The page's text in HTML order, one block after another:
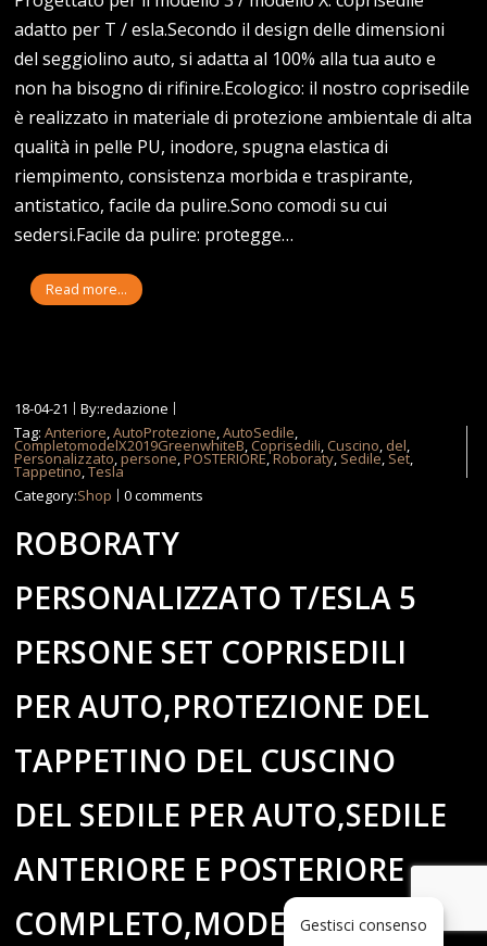
adatto per T / esla.Secondo il design delle dimensioni
del seggiolino auto, si adatta al 100% alla tua auto e
non ha bisogno di rifinire.Ecologico: il nostro coprisedile
è realizzato in materiale di protezione ambientale di alta
qualità in pelle PU, inodore, spugna elastica di
riempimento, consistenza morbida e traspirante,
antistatico, facile da pulire.Sono comodi su cui
sedersi.Facile da pulire: protegge…
Read more...
18-04-21
By:redazione
Tag:Anteriore,AutoProtezione,AutoSedile,
CompletomodelX2019GreenwhiteB, Coprisedili, Cuscino, del,
Personalizzato,persone,POSTERIORE,Roboraty, Sedile, Set,
Tappetino,Tesla
Category:Shop 0 comments
ROBORATY
PERSONALIZZATO T/ESLA 5
PERSONE SET COPRISEDILI
PER AUTO,PROTEZIONE DEL
TAPPETINO DEL CUSCINO
DEL SEDILE PER AUTO,SEDILE
ANTERIORE E POSTERIORE
COMPLETO,MODELX-2019-
Gestisci consenso